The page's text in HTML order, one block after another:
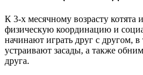
К 3-х месячному возрасту
физическую координацию и
начинают играть друг с другом,
устраивают засады, а также
друга.